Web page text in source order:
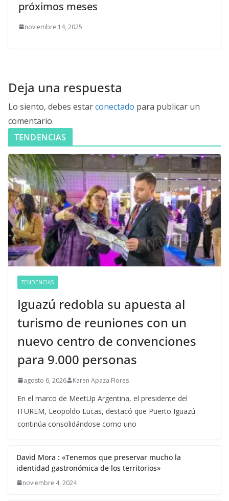
próximos meses
noviembre 14, 2025
Deja una respuesta
Lo siento, debes estarconectado para publicar un
comentario.
TENDENCIAS
TENDENCIAS
Iguazú redobla su apuesta al
turismo de reuniones con un
nuevo centro de convenciones
para 9.000 personas
agosto 6, 2026 Karen Apaza Flores
En el marco de MeetUp Argentina, el presidente del
ITUREM, Leopoldo Lucas, destacó que Puerto Iguazú
continúa consolidándose como uno
David Mora : «Tenemos que preservar mucho la
identidad gastronómica de los territorios»
noviembre 4, 2024